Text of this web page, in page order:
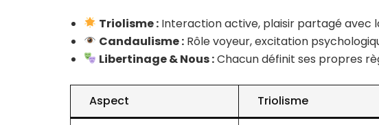
Triolisme : Interaction active, plaisir partagé avec
Candaulisme : Rôle voyeur, excitation
Libertinage & Nous :Chacun définit ses propres
Aspect Triolisme